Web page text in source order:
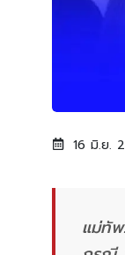
16 มิ.ย.
แม่ทั